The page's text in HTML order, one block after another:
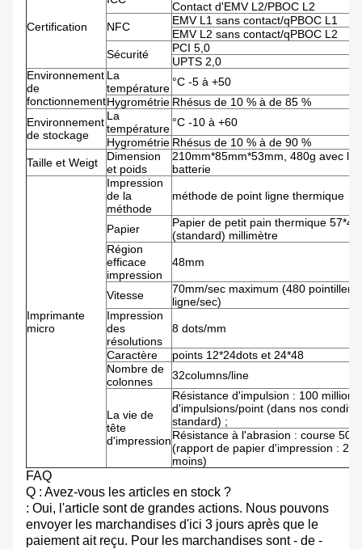
Certification
Contact d'EMV L2/PBOC L2
NFC
EMV L1 sans contact/qPBOC L1
EMV L2 sans contact/qPBOC L2
Sécurité
PCI 5,0
UPTS 2,0
Environnement
de
fonctionnement
La
température °C -5 à +50
Hygrométrie Rhésus de 10 % à de 85 %
Environnement
de stockage
La
température °C -10 à +60
Hygrométrie Rhésus de 10 % à de 90 %
Taille et Weigt
Dimension
et poids
210mm*85mm*53mm, 480g avec la
batterie
Imprimante
micro
Impression
de la
méthode
méthode de point ligne thermique
Papier
Papier de petit pain thermique 57*40
(standard) millimètre
Région
efficace
impression
48mm
Vitesse
70mm/sec maximum (480 pointillent
ligne/sec)
Impression
des
résolutions
8 dots/mm
Caractère
points 12*24dots et 24*48
Nombre de
colonnes
32columns/line
La vie de
tête
d'impression
Résistance d'impulsion : 100 millions
d'impulsions/point (dans nos
standard) ;
Résistance à l'abrasion : course
(rapport de papier d'impression :
moins)
FAQ
Q : Avez-vous les articles en stock ?
: Oui, l'article sont de grandes actions. Nous pouvons
envoyer les marchandises d'ici 3 jours après que le
paiement ait reçu. Pour les marchandises sont - de -